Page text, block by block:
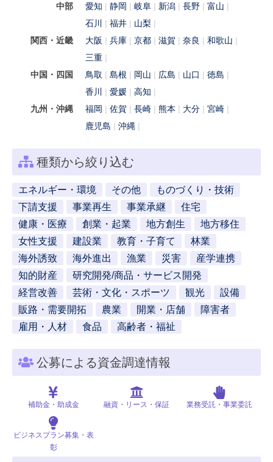
中部
愛知 静岡 岐阜 新潟 長野
富山
石川
福井
山梨
関西・近畿
大阪 兵庫 京都 滋賀 奈良
和歌山
三重
中国・四国
鳥取 島根 岡山 広島 山口
徳島
香川
愛媛
高知
九州・沖縄
福岡 佐賀 長崎 熊本 大分
宮崎
鹿児島
沖縄
種類から絞り込む
エネルギー・環境 その他
ものづくり・技術
下請支援
事業再生 事業承継
住宅
健康・医療
創業・起業 地方創生
地方移住
女性支援
建設業 教育・子育て
林業
海外誘致
海外進出 漁業 災害
産学連携
知的財産
研究開発/商品・サービス開発
経営改善
芸術・文化・スポーツ 観光
設備
販路・需要開拓
農業 開業・店舗
障害者
雇用・人材
食品 高齢者・福祉
公募による資金調達情報
補助金・助成金 融資・リース・保証 業務受託・事業委託
ビジネスプラン募集・表
彰